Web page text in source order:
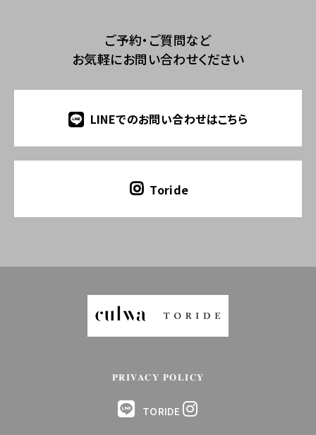
ご予約・ご質問など
お気軽にお問い合わせください
LINEでのお問い合わせはこちら
Toride
PRIVACY POLICY
TORIDE